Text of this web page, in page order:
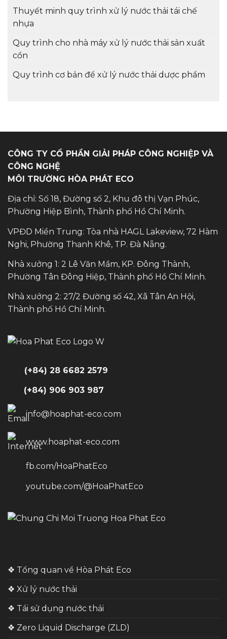
Thuyết minh quy trình xử lý nước thải tái chế
nhựa
Quy trình cho nhà máy xử lý nước thải sản xuất
cồn
Quy trình cơ bản để xử lý nước thải dược phẩm
CÔNG TY CỔ PHẦN GIẢI PHÁP CÔNG NGHIỆP VÀ
CÔNG NGHỆ
MÔI TRƯỜNG HÒA PHÁT ECO
Địa chỉ: Số 18, Đường số 2, Khu đô thị Vạn Phúc,
Phường Hiệp Bình, Thành phố Hồ Chí Minh.
VPĐD Miền Trung: Tòa nhà HAGL Lakeview, 72 Hàm
Nghi, Phường Thanh Khê, TP. Đà Nẵng.
Nhà xưởng 1: 2 Lê Văn Mầm, KP. Đông Thành,
Phường Tân Đông Hiệp, Thành phố Hồ Chí Minh.
Nhà xưởng 2: 27/2 Đường số 42, Xã Tân An Hội,
Thành phố Hồ Chí Minh.
(+84) 28 6682 2579
(+84) 906 903 987
info@hoaphat-eco.com
www.hoaphat-eco.com
fb.com/HoaPhatEco
youtube.com/@HoaPhatEco
❖ Tổng quan về Hòa Phát Eco
❖ Xử lý nước thải
❖ Tái sử dụng nước thải
❖ Zero Liquid Discharge (ZLD)